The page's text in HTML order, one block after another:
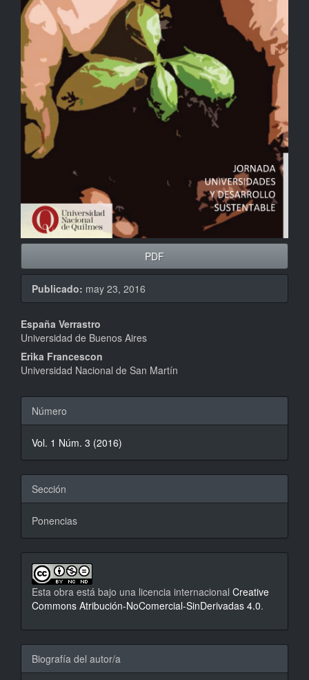
PDF
Publicado: may 23, 2016
Contenido
principal
del
artículo
España Verrastro
Universidad de Buenos Aires
Erika Francescon
Universidad Nacional de San Martín
Detalles
del
artículo
Número
Vol. 1 Núm. 3 (2016)
Sección
Ponencias
Esta obra está bajo una licencia internacional Creative
Commons Atribución-NoComercial-SinDerivadas 4.0.
Biografía del autor/a